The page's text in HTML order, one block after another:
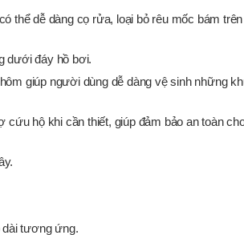
thể dễ dàng cọ rửa, loại bỏ rêu mốc bám
dưới đáy hồ bơi.
giúp người dùng dễ dàng vệ sinh những
cứu hộ khi cần thiết, giúp đảm bảo an toàn
tương ứng.